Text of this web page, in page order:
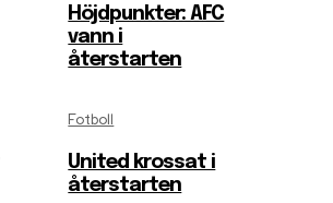
Höjdpunkter: AFC
vann i
återstarten
Fotboll
United krossat i
återstarten